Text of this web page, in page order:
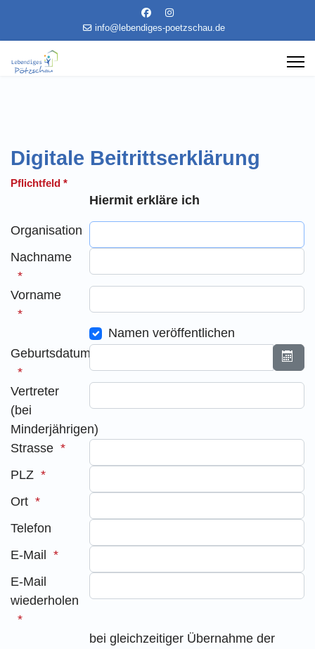
info@lebendiges-poetzschau.de
Digitale Beitrittserklärung
Pflichtfeld *
Hiermit erkläre ich
Organisation
Nachname
Vorname
Namen veröffentlichen
Geburtsdatum
Vertreter
(bei
Minderjährigen)
Strasse
PLZ
Ort
Telefon
E-Mail
E-Mail
wiederholen
bei gleichzeitiger Übernahme der